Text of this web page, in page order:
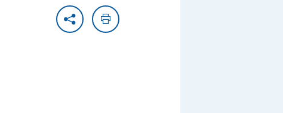
PartagerImprimer